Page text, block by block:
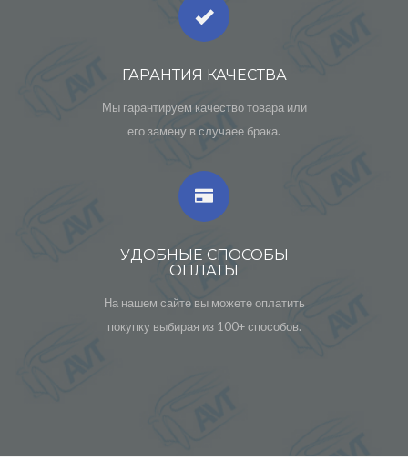
ГАРАНТИЯ КАЧЕСТВА
Мы гарантируем качество товара или
его замену в случаее брака.
УДОБНЫЕ СПОСОБЫ
ОПЛАТЫ
На нашем сайте вы можете оплатить
покупку выбирая из 100+ способов.